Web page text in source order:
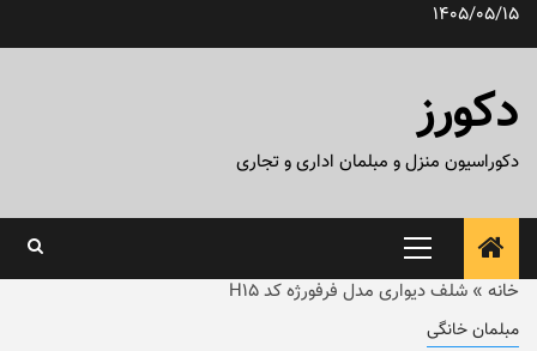
پرش1405/05/15
دکورز
دکوراسیون منزل و مبلمان اداری و تجاری
منوی
اصلی
خانه » شلف دیواری مدل فرفورژه کد H15
مبلمان خانگی